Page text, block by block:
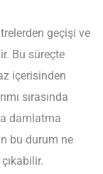
geçişi ve
Bu süreçte
içerisinden
sırasında
damlatma
bu durum ne